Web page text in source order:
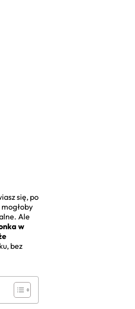
się, po
Ale
w
bez